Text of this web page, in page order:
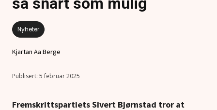
Nyheter
Kjartan Aa Berge
5 februar 2025
Fremskrittspartiets Sivert Bjørnstad tror at